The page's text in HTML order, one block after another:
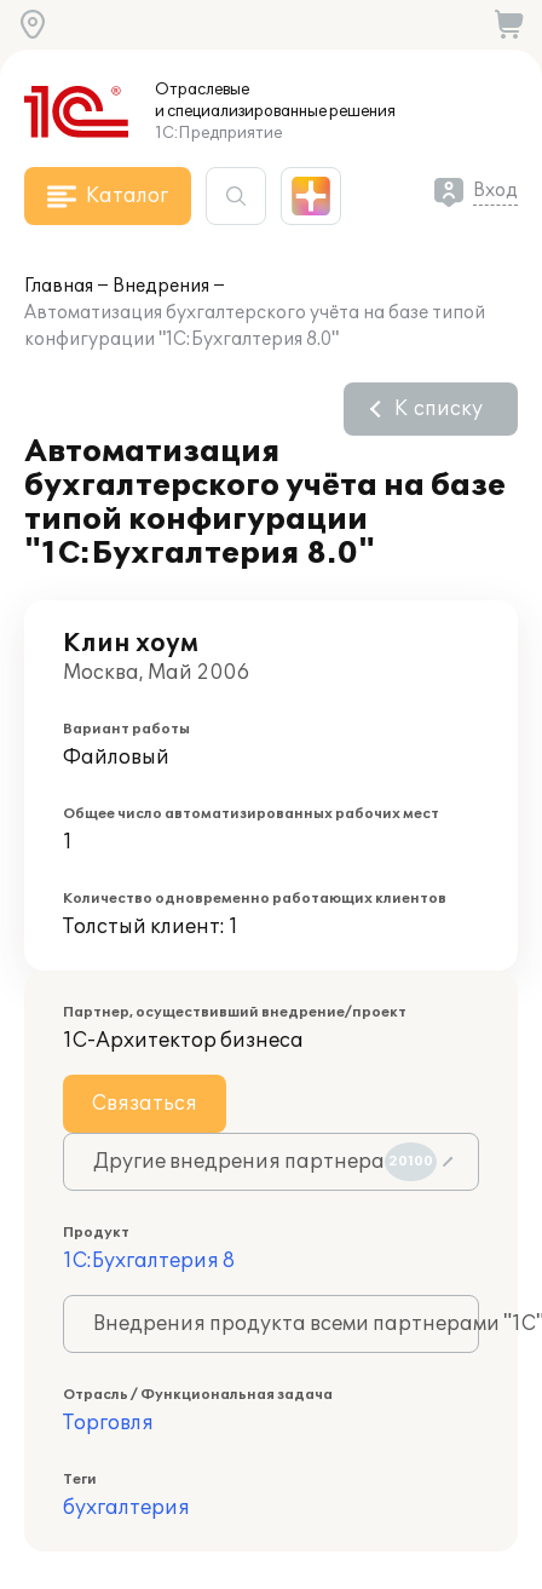
Отраслевые
и специализированныерешения
1С:Предприятие
Каталог Вход
Главная
Внедрения
Автоматизация бухгалтерского учёта на базе типой
конфигурации "1С:Бухгалтерия 8.0"
Автоматизация
бухгалтерского учёта на базе
типой конфигурации
"1С:Бухгалтерия 8.0"
К списку
Клин хоум
Москва, Май 2006
Вариант работы
Файловый
Общее число автоматизированных рабочих мест
1
Количество одновременно работающих клиентов
Толстый клиент: 1
Партнер, осуществивший внедрение/проект
1С-Архитектор бизнеса
Связаться
Другие внедрения партнера 20100
Продукт
1С:Бухгалтерия 8
Внедрения продукта всеми партнерами
Отрасль / Функциональная задача
Торговля
Теги
бухгалтерия